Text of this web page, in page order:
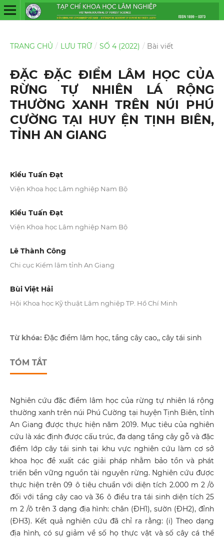
TRANG CHỦ / LƯU TRỮ / SỐ 4 (2022) / Bài viết
ĐẶC ĐẶC ĐIỂM LÂM HỌC CỦA
RỪNG TỰ NHIÊN LÁ RỘNG
THƯỜNG XANH TRÊN NÚI PHÚ
CƯỜNG TẠI HUY ỆN TỊNH BIÊN,
TỈNH AN GIANG
Kiều Tuấn Đạt
Viện Khoa học Lâm nghiệp Nam Bộ
Kiều Tuấn Đạt
Viện Khoa học Lâm nghiệp Nam Bộ
Lê Thành Công
Chi cục Kiểm lâm tỉnh An Giang
Bùi Việt Hải
Hội Khoa học Kỹ thuật Lâm nghiệp TP. Hồ Chí Minh
Từ khóa: Đặc điểm lâm học, tầng cây cao,, cây tái sinh
TÓM TẮT
Nghiên cứu đặc điểm lâm học của rừng tự nhiên lá rộng
thường xanh trên núi Phú Cường tại huyện Tịnh Biên, tỉnh
An Giang được thực hiện năm 2019. Mục tiêu của nghiên
cứu là xác định được cấu trúc, đa dạng tầng cây gỗ và đặc
điểm lớp cây tái sinh tại khu vực nghiên cứu làm cơ sở
khoa học đề xuất các giải pháp nhằm bảo tồn và phát
triển bền vững nguồn tài nguyên rừng. Nghiên cứu được
thực hiện trên 09 ô tiêu chuẩn với diện tích 2.000 m 2 /ô
đối với tầng cây cao và 36 ô điều tra tái sinh diện tích 25
m 2 /ô trên 3 dạng địa hình: chân (ĐH1), sườn (ĐH2), đỉnh
(ĐH3). Kết quả nghiên cứu đã chỉ ra rằng: (i) Theo dạng
địa hình, có sự giảm về số họ thực vật và số cây cá thể